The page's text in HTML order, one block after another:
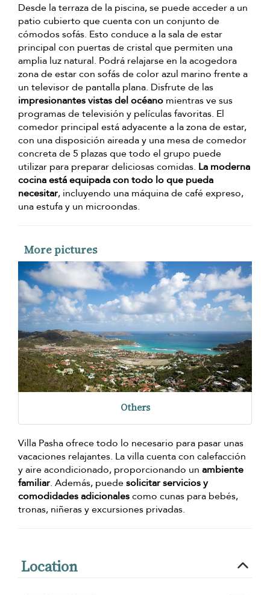
Desde la terraza de la piscina, se puede acceder a un
patio cubierto que cuenta con un conjunto de
cómodos sofás. Esto conduce a la sala de estar
principal con puertas de cristal que permiten una
amplia luz natural. Podrá relajarse en la acogedora
zona de estar con sofás de color azul marino frente a
un televisor de pantalla plana. Disfrute de las
impresionantes vistas del océano mientras ve sus
programas de televisión y películas favoritas. El
comedor principal está adyacente a la zona de estar,
con una disposición aireada y una mesa de comedor
concreta de 5 plazas que todo el grupo puede
utilizar para preparar deliciosas comidas. La moderna
cocina está equipada con todo lo que pueda
necesitar, incluyendo una máquina de café expreso,
una estufa y un microondas.
More pictures
Others
Villa Pasha ofrece todo lo necesario para pasar unas
vacaciones relajantes. La villa cuenta con calefacción
y aire acondicionado, proporcionando un ambiente
familiar. Además, puedesolicitar servicios y
comodidades adicionalescomo cunas para bebés,
tronas, niñeras y excursiones privadas.
Location